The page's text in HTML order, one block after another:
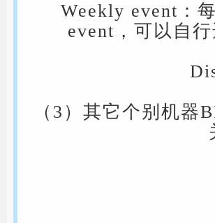
Weekly event：
event，可以自
（3）其它个别机器